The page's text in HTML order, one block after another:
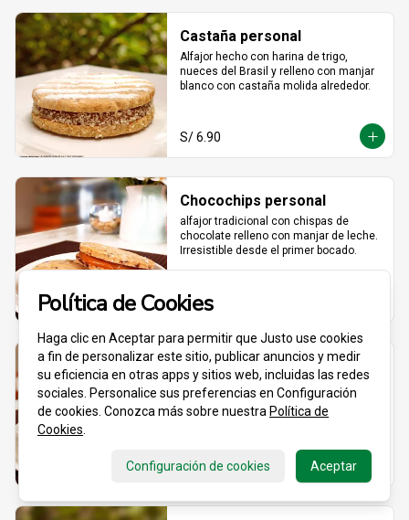
Castaña personal
Alfajor hecho con harina de trigo,
nueces del Brasil y relleno con manjar
blanco con castaña molida alrededor.
S/ 6.90
Chocochips personal
alfajor tradicional con chispas de
chocolate relleno con manjar de leche.
Irresistible desde el primer bocado.
S/ 6.90
Clásico especial personal
70% maicena + 30% harina de trigo para
una textura que se derrite al toque.
Relleno de manjar hecho con leche
S/ 6.90
Política de Cookies
Haga clic en Aceptar para permitir que Justo use cookies
a fin de personalizar este sitio, publicar anuncios y medir
su eficiencia en otras apps y sitios web, incluidas las redes
sociales. Personalice sus preferencias en Configuración
de cookies. Conozca más sobre nuestra Política de
Cookies
Configuración de cookies Aceptar